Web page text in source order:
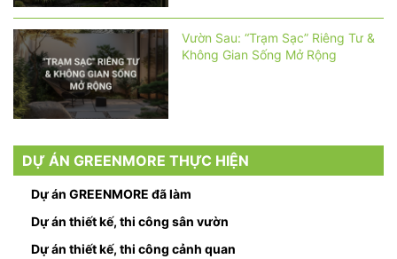
Vườn Sau: “Trạm Sạc” Riêng Tư &
Không Gian Sống Mở Rộng
DỰ ÁN GREENMORE THỰC HIỆN
Dự án GREENMORE đã làm
Dự án thiết kế, thi công sân vườn
Dự án thiết kế, thi công cảnh quan